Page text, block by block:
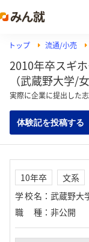
トップ 流通/小売
2010年卒スギ
（武蔵野大学/
実際に企業に提出した
体験記を投稿する
10年卒 文系
学校名 ： 武蔵野大
職種 ： 非公開